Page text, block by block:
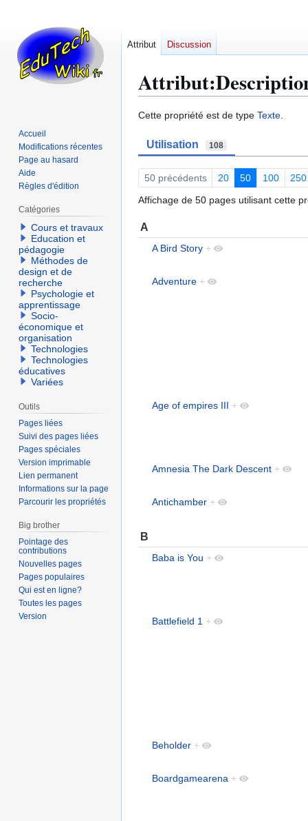
Aller
navigation
Aller
recherche
Cette propriété est de type Texte.
Utilisation 108
50 précédents 20 50 100 250
Affichage de 50 pages utilisant cette
A
A Bird Story +
Adventure +
Age of empires III +
Amnesia The Dark Descent +
Antichamber +
B
Baba is You +
Battlefield 1 +
Beholder +
Boardgamearena +
Attribut Discussion
Accueil
Modifications récentes
Page au hasard
Aide
Règles d'édition
Catégories
Cours et travaux
Education et
pédagogie
Méthodes de
design et de
recherche
Psychologie et
apprentissage
Socio-
économique et
organisation
Technologies
Technologies
éducatives
Variées
Outils
Pages liées
Suivi des pages liées
Pages spéciales
Version imprimable
Lien permanent
Informations sur la page
Parcourir les propriétés
Big brother
Pointage des
contributions
Nouvelles pages
Pages populaires
Qui est en ligne?
Toutes les pages
Version